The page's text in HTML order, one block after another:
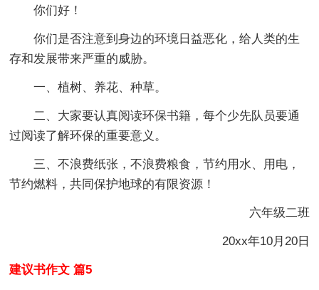
你们好！
你们是否注意到身边的环境日益恶化，给人类的生
存和发展带来严重的威胁。
一、植树、养花、种草。
二、大家要认真阅读环保书籍，每个少先队员要通
过阅读了解环保的重要意义。
三、不浪费纸张，不浪费粮食，节约用水、用电，
节约燃料，共同保护地球的有限资源！
六年级二班
20xx年10月20日
建议书作文 篇5